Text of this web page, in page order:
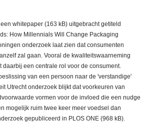
een whitepaper (163 kB) uitgebracht getiteld
How Millennials Will Change Packaging
onderzoek laat zien dat consumenten
zal gaan. Vooral de kwaliteitswaarneming
daarbij een centrale rol voor de consument.
van een persoon naar de 'verstandige'
Utrecht onderzoek blijkt dat voorkeuren van
vormen voor de invloed die een nudge
mogelijk ruim twee keer meer voedsel dan
gepubliceerd in PLOS ONE (968 kB).